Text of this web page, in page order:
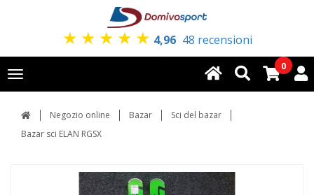
★ ★ ★ ★ ★ 4,96 48 recensioni
Toggle
navigation
0
Negozio online Bazar
Sci del bazar
Bazar sci ELAN RGSX